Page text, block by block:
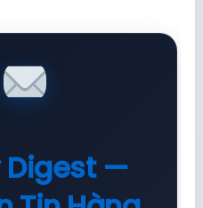
Digest —